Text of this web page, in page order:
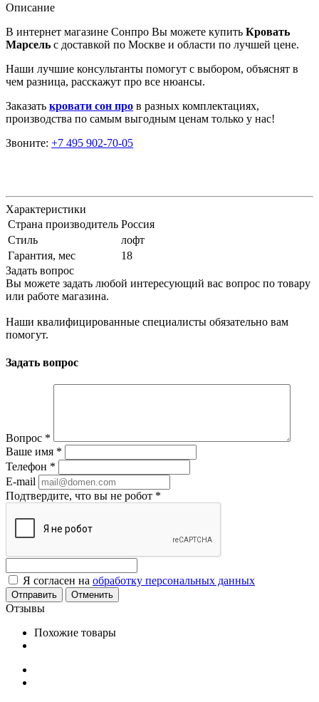
Описание
В интернет магазине Сонпро Вы можете купить Кровать
Марсель с доставкой по Москве и области по лучшей цене.
Наши лучшие консультанты помогут с выбором, объяснят в
чем разница, расскажут про все нюансы.
Заказать кровати сон про в разных комплектациях,
производства по самым выгодным ценам только у нас!
Звоните: +7 495 902-70-05
Характеристики
Страна производитель Россия
Стиль
лофт
Гарантия, мес
18
Задать вопрос
Вы можете задать любой интересующий вас вопрос по товару
или работе магазина.
Наши квалифицированные специалисты обязательно вам
помогут.
Задать вопрос
Вопрос *
Ваше имя *
Телефон *
E-mail
Подтвердите, что вы не робот *
Я согласен на обработку персональных данных
Отменить
Отзывы
Похожие товары